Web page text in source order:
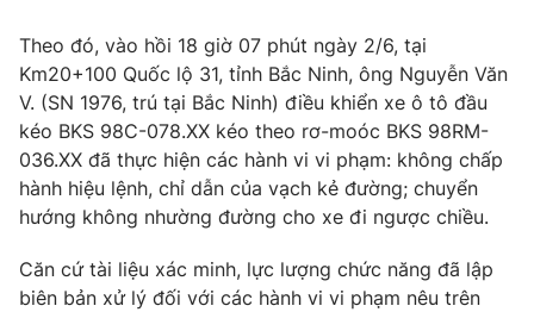
Học trực tuyến
Hitech Công nghệ tương lai
Sản phẩm
Thị trường
Tư vấn
Giao lưu trực tuyến
Lịch phát sóng
Emagazine Podcast
Theo đó, vào hồi 18 giờ 07 phút ngày 2/6, tại
Km20+100 Quốc lộ 31, tỉnh Bắc Ninh, ông Nguyễn Văn
V. (SN 1976, trú tại Bắc Ninh) điều khiển xe ô tô đầu
kéo BKS 98C-078.XX kéo theo rơ-moóc BKS 98RM-
036.XX đã thực hiện các hành vi vi phạm: không chấp
hành hiệu lệnh, chỉ dẫn của vạch kẻ đường; chuyển
hướng không nhường đường cho xe đi ngược chiều.
Căn cứ tài liệu xác minh, lực lượng chức năng đã lập
biên bản xử lý đối với các hành vi vi phạm nêu trên